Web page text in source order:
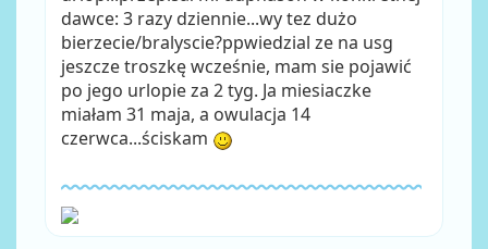
dawce: 3 razy dziennie...wy tez dużo
bierzecie/bralyscie?ppwiedzial ze na usg
jeszcze troszkę wcześnie, mam sie pojawić
po jego urlopie za 2 tyg. Ja miesiaczke
miałam 31 maja, a owulacja 14
czerwca...ściskam